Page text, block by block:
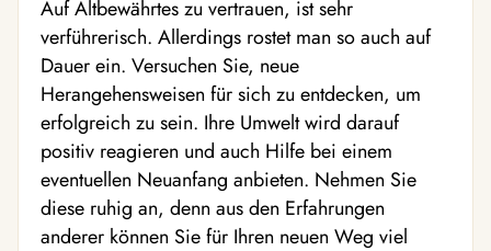
Auf Altbewährtes zu vertrauen, ist sehr
verführerisch. Allerdings rostet man so auch auf
Dauer ein. Versuchen Sie, neue
Herangehensweisen für sich zu entdecken, um
erfolgreich zu sein. Ihre Umwelt wird darauf
positiv reagieren und auch Hilfe bei einem
eventuellen Neuanfang anbieten. Nehmen Sie
diese ruhig an, denn aus den Erfahrungen
anderer können Sie für Ihren neuen Weg viel